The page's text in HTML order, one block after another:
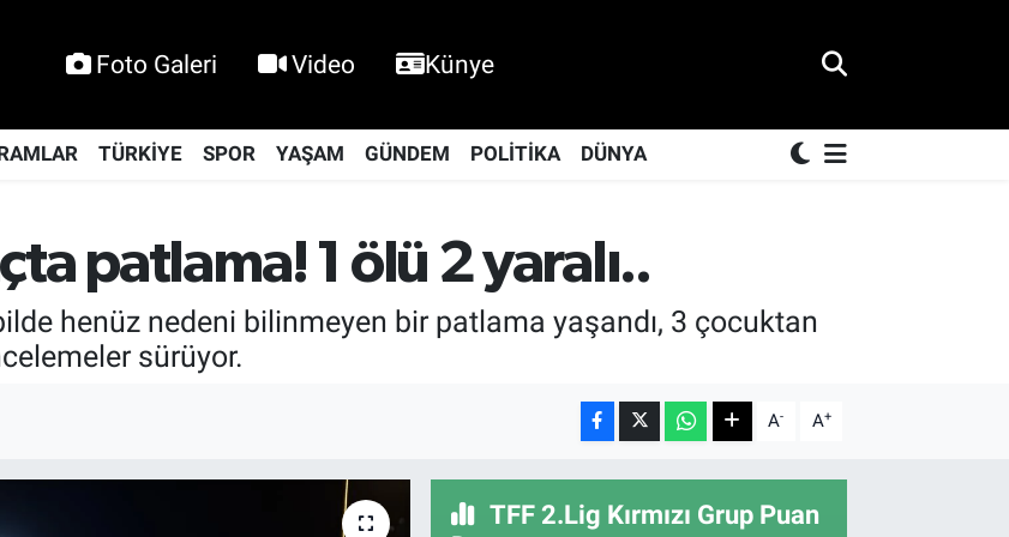
Foto Galeri Video Künye
TÜRKİYE SPOR YAŞAM GÜNDEM POLİTİKA DÜNYA
patlama! 1 ölü 2 yaralı..
henüz nedeni bilinmeyen bir patlama yaşandı, 3 çocuktan
sürüyor.
A- A+
TFF 2.Lig Kırmızı Grup Puan